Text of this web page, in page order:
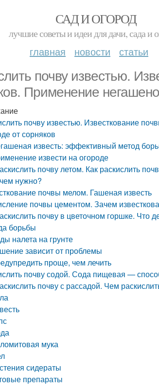
САД И ОГОРОД
лучшие советы и идеи для дачи, сада и
главная новости статьи
почву известью.
Применение
почву известью. Известкование
от сорняков
известь: эффективный метод
извести на огороде
почву летом. Как раскислить
нужно?
почвы мелом. Гашеная известь
почвы цементом. Зачем
почву в цветочном горшке. Что
борьбы
налета на грунте
зависит от проблемы
проще, чем лечить
почву содой. Сода пищевая —
почву с рассадой. Чем
мука
сидераты
препараты